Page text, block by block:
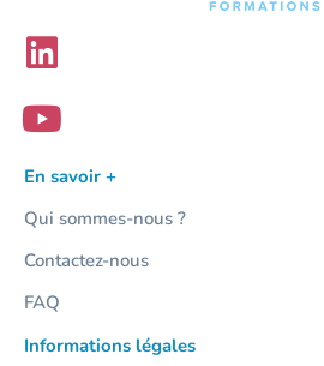
En savoir +
Qui sommes-nous ?
Contactez-nous
FAQ
Informations légales